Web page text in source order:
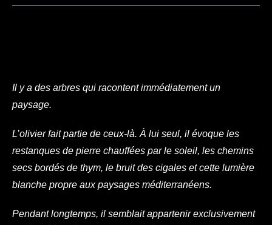
Il y a des arbres qui racontent immédiatement un
paysage.
L’olivier fait partie de ceux-là. À lui seul, il évoque les
restanques de pierre chauffées par le soleil, les chemins
secs bordés de thym, le bruit des cigales et cette lumière
blanche propre aux paysages méditerranéens.
Pendant longtemps, il semblait appartenir exclusivement